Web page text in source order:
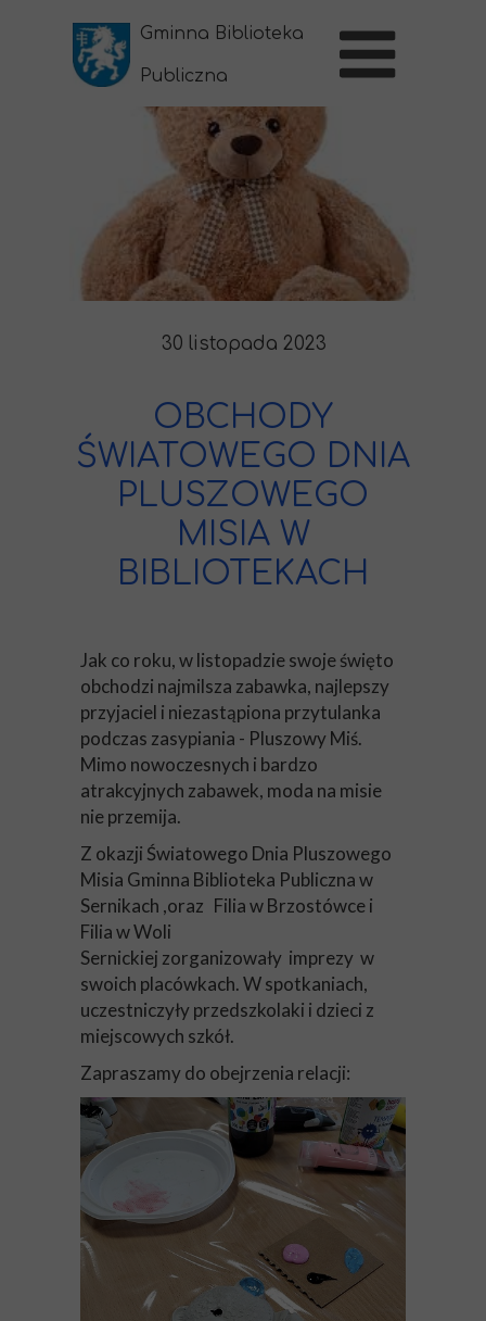
30 listopada 2023
OBCHODY
ŚWIATOWEGO DNIA
PLUSZOWEGO
MISIA W
BIBLIOTEKACH
Jak co roku, w listopadzie swoje święto
obchodzi najmilsza zabawka, najlepszy
przyjaciel i niezastąpiona przytulanka
podczas zasypiania - Pluszowy Miś.
Mimo nowoczesnych i bardzo
atrakcyjnych zabawek, moda na misie
nie przemija.
Z okazji Światowego Dnia Pluszowego
Misia Gminna Biblioteka Publiczna w
Sernikach ,oraz Filia w Brzostówce i
Filia w Woli
Sernickiej zorganizowały imprezy w
swoich placówkach. W spotkaniach,
uczestniczyły przedszkolaki i dzieci z
miejscowych szkół.
Zapraszamy do obejrzenia relacji:
Gminna Biblioteka
Publiczna
w Sernikach